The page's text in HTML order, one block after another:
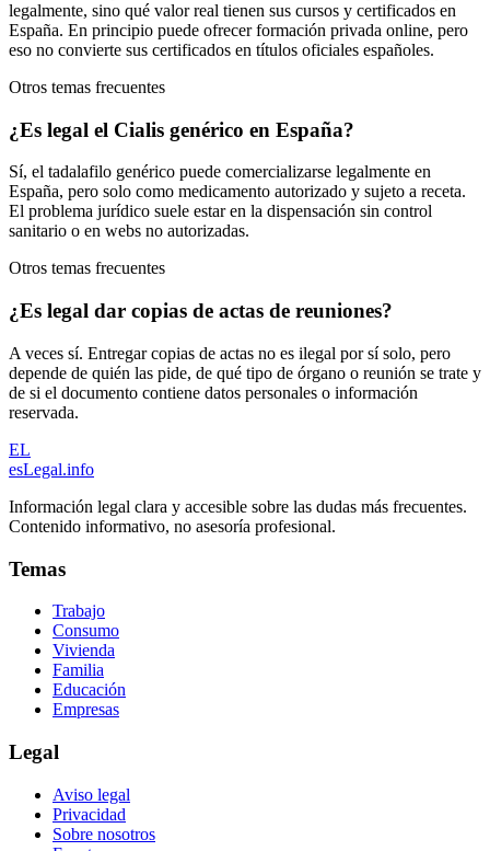
legalmente, sino qué valor real tienen sus cursos y certificados en
España. En principio puede ofrecer formación privada online, pero
eso no convierte sus certificados en títulos oficiales españoles.
Otros temas frecuentes
¿Es legal el Cialis genérico en España?
Sí, el tadalafilo genérico puede comercializarse legalmente en
España, pero solo como medicamento autorizado y sujeto a receta.
El problema jurídico suele estar en la dispensación sin control
sanitario o en webs no autorizadas.
Otros temas frecuentes
¿Es legal dar copias de actas de reuniones?
A veces sí. Entregar copias de actas no es ilegal por sí solo, pero
depende de quién las pide, de qué tipo de órgano o reunión se trate y
de si el documento contiene datos personales o información
reservada.
EL
esLegal.info
Información legal clara y accesible sobre las dudas más frecuentes.
Contenido informativo, no asesoría profesional.
Temas
Trabajo
Consumo
Vivienda
Familia
Educación
Empresas
Legal
Aviso legal
Privacidad
Sobre nosotros